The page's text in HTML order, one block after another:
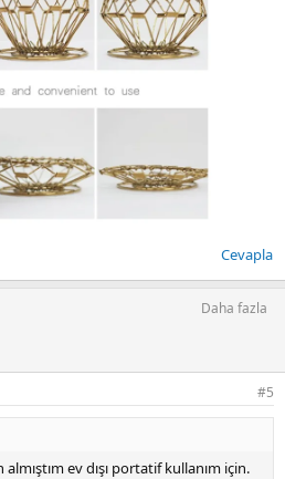
Cevapla
Daha fazla
#5
ev dışı portatif kullanım için.